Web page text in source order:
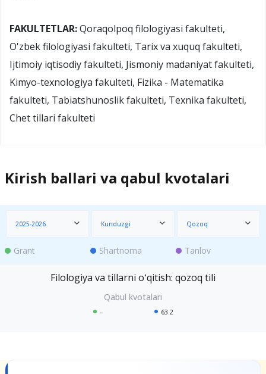
FAKULTETLAR:Qoraqolpoq filologiyasi fakulteti,
O'zbek filologiyasi fakulteti, Tarix va xuquq fakulteti,
Ijtimoiy iqtisodiy fakulteti, Jismoniy madaniyat fakulteti,
Kimyo-texnologiya fakulteti, Fizika - Matematika
fakulteti, Tabiatshunoslik fakulteti, Texnika fakulteti,
Chet tillari fakulteti
Kirish ballari va qabul kvotalari
2025-2026 Kunduzgi Qozoq
Grant Shartnoma Tanlov
Filologiya va tillarni oʻqitish: qozoq tili
- 63.2